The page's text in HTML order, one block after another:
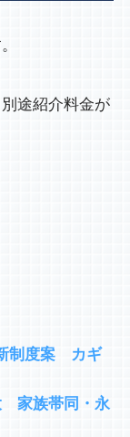
途紹介料金が
制度案 カギ
家族帯同・永